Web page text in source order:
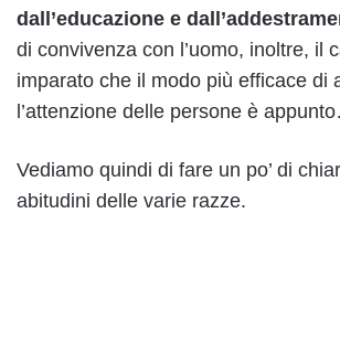
dall’educazione e
di convivenza con l’uomo, inoltre, il
imparato che il modo più efficace di
l’attenzione delle persone è
Vediamo quindi di fare un po’ di
abitudini delle varie razze.